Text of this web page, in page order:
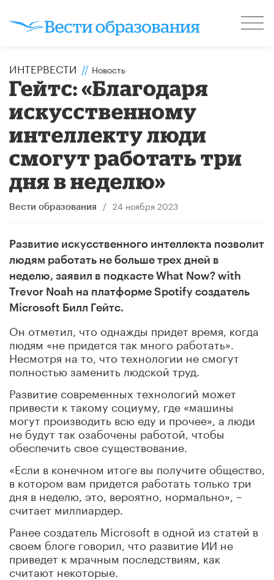
ИНТЕРВЕСТИ // Новость
Гейтс: «Благодаря
искусственному
интеллекту люди
смогут работать три
дня в неделю»
Вести образования / 24 ноября 2023
Развитие искусственного интеллекта позволит
людям работать не больше трех дней в
неделю, заявил в подкасте What Now? with
Trevor Noah на платформе Spotify создатель
Microsoft Билл Гейтс.
Он отметил, что однажды придет время, когда
людям «не придется так много работать».
Несмотря на то, что технологии не смогут
полностью заменить людской труд.
Развитие современных технологий может
привести к такому социуму, где «машины
могут производить всю еду и прочее», а люди
не будут так озабочены работой, чтобы
обеспечить свое существование.
«Если в конечном итоге вы получите общество,
в котором вам придется работать только три
дня в неделю, это, вероятно, нормально», –
считает миллиардер.
Ранее создатель Microsoft в одной из статей в
своем блоге говорил, что развитие ИИ не
приведет к мрачным последствиям, как
считают некоторые.